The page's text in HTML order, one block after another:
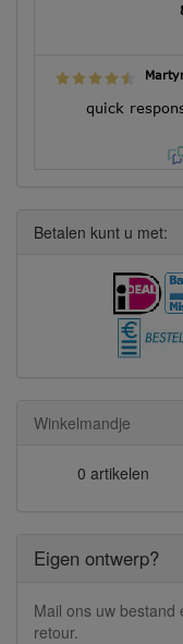
quick
Betalen kunt u met:
Winkelmandje
0 artikelen
Eigen ontwerp?
Mail ons uw
retour.